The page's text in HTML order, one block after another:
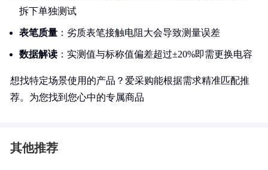
拆下单独测试
表笔质量 ：劣质表笔接触电阻大会导致测量误差
数据解读 ：实测值与标称值偏差超过±20%即需更换电容
想找特定场景使用的产品？爱采购能根据需求精准匹配推
荐。为您找到您心中的专属商品
其他推荐